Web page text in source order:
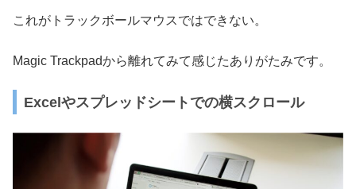
これがトラックボールマウスではできない。
Magic Trackpadから離れてみて感じたありがたみです。
Excelやスプレッドシートでの横スクロール